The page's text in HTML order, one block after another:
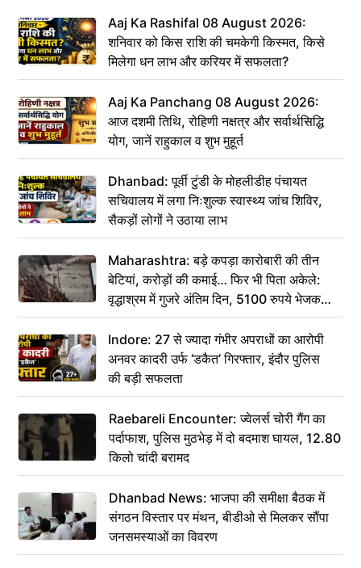
Aaj Ka Rashifal 08 August 2026:
शनिवार को किस राशि की चमकेगी किस्मत, किसे
मिलेगा धन लाभ और करियर में सफलता?
Aaj Ka Panchang 08 August 2026:
आज दशमी तिथि, रोहिणी नक्षत्र और सर्वार्थसिद्धि
योग, जानें राहुकाल व शुभ मुहूर्त
Dhanbad: पूर्वी टुंडी के मोहलीडीह पंचायत
सचिवालय में लगा निःशुल्क स्वास्थ्य जांच शिविर,
सैकड़ों लोगों ने उठाया लाभ
Maharashtra: बड़े कपड़ा कारोबारी की तीन
बेटियां, करोड़ों की कमाई… फिर भी पिता अकेले:
वृद्धाश्रम में गुजरे अंतिम दिन, 5100 रुपये भेजकर
कहा– अंतिम संस्कार कर दीजिए हम नहीं आ पाएंगे
Indore: 27 से ज्यादा गंभीर अपराधों का आरोपी
अनवर कादरी उर्फ ‘डकैत’ गिरफ्तार, इंदौर पुलिस
की बड़ी सफलता
Raebareli Encounter: ज्वेलर्स चोरी गैंग का
पर्दाफाश, पुलिस मुठभेड़ में दो बदमाश घायल, 12.80
किलो चांदी बरामद
Dhanbad News: भाजपा की समीक्षा बैठक में
संगठन विस्तार पर मंथन, बीडीओ से मिलकर सौंपा
जनसमस्याओं का विवरण